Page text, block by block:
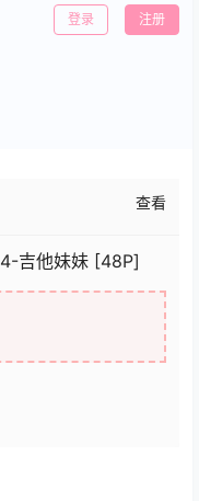
登录 注册
查看
吉他妹妹 [48P]